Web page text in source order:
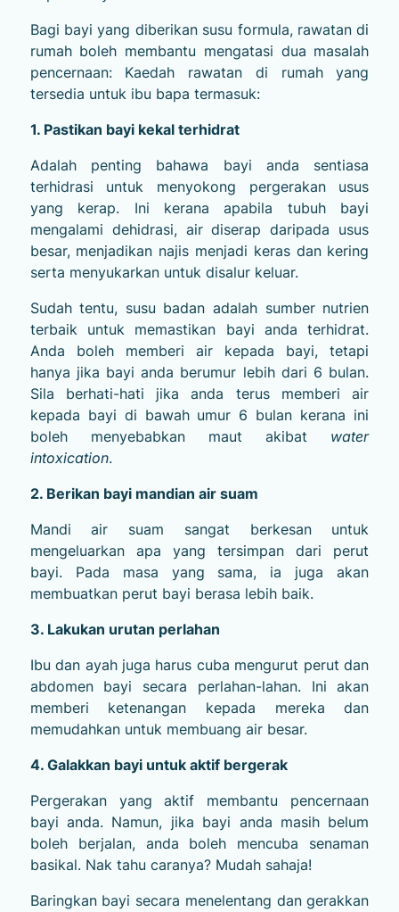
Bagi bayi yang diberikan susu formula, rawatan di
rumah boleh membantu mengatasi dua masalah
pencernaan: Kaedah rawatan di rumah yang
tersedia untuk ibu bapa termasuk:
1. Pastikan bayi kekal terhidrat
Adalah penting bahawa bayi anda sentiasa
terhidrasi untuk menyokong pergerakan usus
yang kerap. Ini kerana apabila tubuh bayi
mengalami dehidrasi, air diserap daripada usus
besar, menjadikan najis menjadi keras dan kering
serta menyukarkan untuk disalur keluar.
Sudah tentu, susu badan adalah sumber nutrien
terbaik untuk memastikan bayi anda terhidrat.
Anda boleh memberi air kepada bayi, tetapi
hanya jika bayi anda berumur lebih dari 6 bulan.
Sila berhati-hati jika anda terus memberi air
kepada bayi di bawah umur 6 bulan kerana ini
boleh menyebabkan maut akibat water
intoxication.
2. Berikan bayi mandian air suam
Mandi air suam sangat berkesan untuk
mengeluarkan apa yang tersimpan dari perut
bayi. Pada masa yang sama, ia juga akan
membuatkan perut bayi berasa lebih baik.
3. Lakukan urutan perlahan
Ibu dan ayah juga harus cuba mengurut perut dan
abdomen bayi secara perlahan-lahan. Ini akan
memberi ketenangan kepada mereka dan
memudahkan untuk membuang air besar.
4. Galakkan bayi untuk aktif bergerak
Pergerakan yang aktif membantu pencernaan
bayi anda. Namun, jika bayi anda masih belum
boleh berjalan, anda boleh mencuba senaman
basikal. Nak tahu caranya? Mudah sahaja!
Baringkan bayi secara menelentang dan gerakkan